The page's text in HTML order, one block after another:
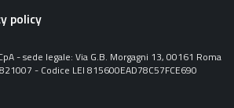
policy
- sede legale: Via G.B. Morgagni 13, 00161 Roma
- Codice LEI 815600EAD78C57FCE690